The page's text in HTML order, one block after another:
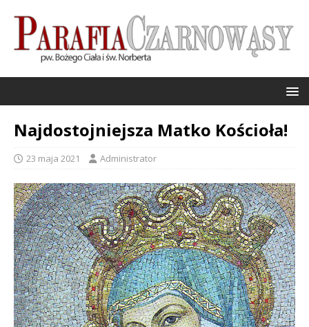
Najdostojniejsza Matko Kościoła!
23 maja 2021 Administrator